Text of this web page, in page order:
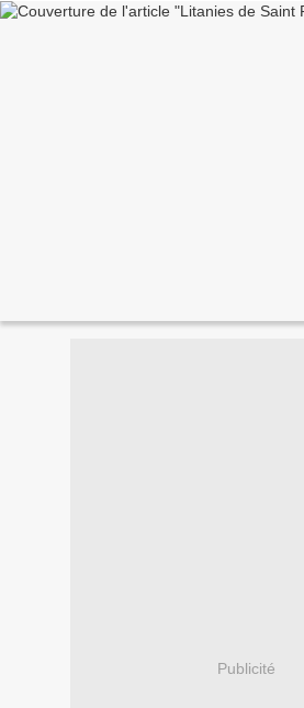
Publicité